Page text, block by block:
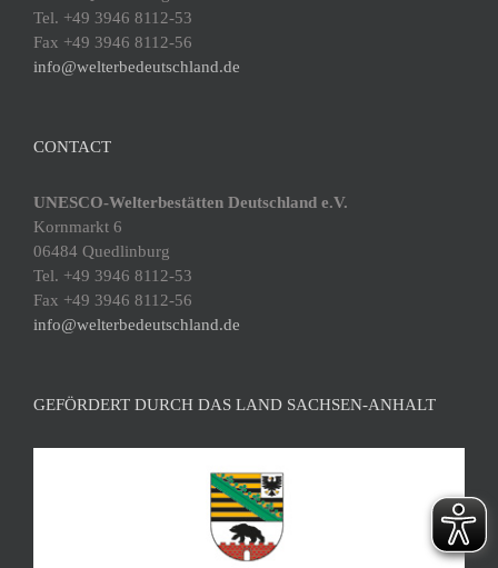
Tel. +49 3946 8112-53
Fax +49 3946 8112-56
info@welterbedeutschland.de
CONTACT
UNESCO-Welterbestätten Deutschland e.V.
Kornmarkt 6
06484 Quedlinburg
Tel. +49 3946 8112-53
Fax +49 3946 8112-56
info@welterbedeutschland.de
GEFÖRDERT DURCH DAS LAND SACHSEN-ANHALT